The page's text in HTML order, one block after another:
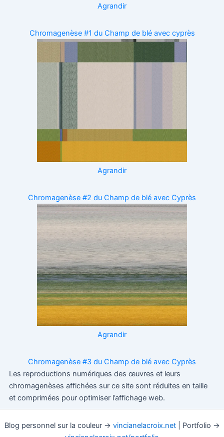
Chromagenèse #1 du Champ de blé avec cyprès
Chromagenèse #2 du Champ de blé avec Cyprès
Chromagenèse #3 du Champ de blé avec Cyprès
Les reproductions numériques des œuvres et leurs
chromagenèses affichées sur ce site sont réduites en taille
et comprimées pour optimiser l’affichage web.
Blog personnel sur la couleur → vincianelacroix.net| Portfolio →